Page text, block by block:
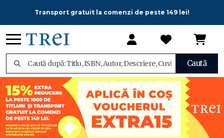
Transport gratuit la comenzi de peste 149 lei!
Caută